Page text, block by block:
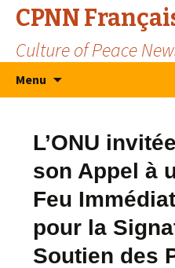
CPNN
Culture of Peace
Menu
L’ONU
son Appel à
Feu
pour la
Soutien des